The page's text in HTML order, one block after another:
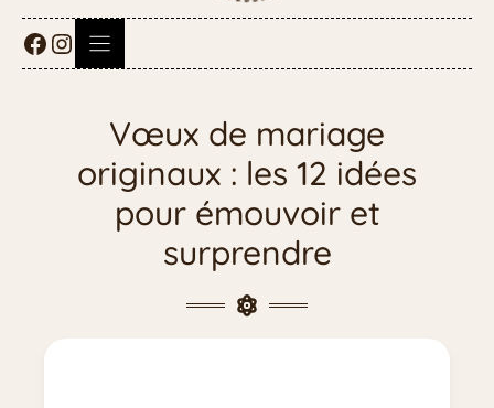
Vœux de mariage
originaux : les 12 idées
pour émouvoir et
surprendre